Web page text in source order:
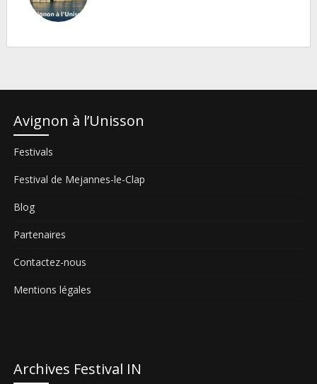
Avignon à l’Unisson
Festivals
Festival de Mejannes-le-Clap
Blog
Partenaires
Contactez-nous
Mentions légales
Archives Festival IN